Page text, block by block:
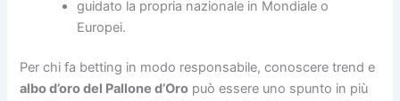
guidato la propria nazionale in Mondiale o
Europei.
Per chi fa betting in modo responsabile, conoscere trend e
albo d’oro del Pallone d’Oro può essere uno spunto in più